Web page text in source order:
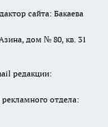
сайта: Бакаева
дом № 80, кв. 31
редакции:
отдела: